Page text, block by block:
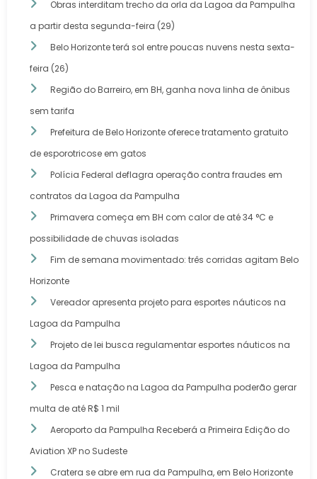
Obras interditam trecho da orla da Lagoa da Pampulha
a partir desta segunda-feira (29)
Belo Horizonte terá sol entre poucas nuvens nesta sexta-
feira (26)
Região do Barreiro, em BH, ganha nova linha de ônibus
sem tarifa
Prefeitura de Belo Horizonte oferece tratamento gratuito
de esporotricose em gatos
Polícia Federal deflagra operação contra fraudes em
contratos da Lagoa da Pampulha
Primavera começa em BH com calor de até 34 °C e
possibilidade de chuvas isoladas
Fim de semana movimentado: três corridas agitam Belo
Horizonte
Vereador apresenta projeto para esportes náuticos na
Lagoa da Pampulha
Projeto de lei busca regulamentar esportes náuticos na
Lagoa da Pampulha
Pesca e natação na Lagoa da Pampulha poderão gerar
multa de até R$ 1 mil
Aeroporto da Pampulha Receberá a Primeira Edição do
Aviation XP no Sudeste
Cratera se abre em rua da Pampulha, em Belo Horizonte